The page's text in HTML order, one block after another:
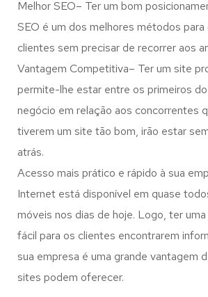
Melhor SEO– Ter um bom
SEO é um dos melhores métodos para
clientes sem precisar de recorrer aos
Vantagem Competitiva– Ter um site
permite-lhe estar entre os primeiros
negócio em relação aos concorrentes
tiverem um site tão bom, irão estar
atrás.
Acesso mais prático e rápido à sua
Internet está disponível em quase
móveis nos dias de hoje. Logo, ter uma
fácil para os clientes encontrarem
sua empresa é uma grande vantagem
sites podem oferecer.